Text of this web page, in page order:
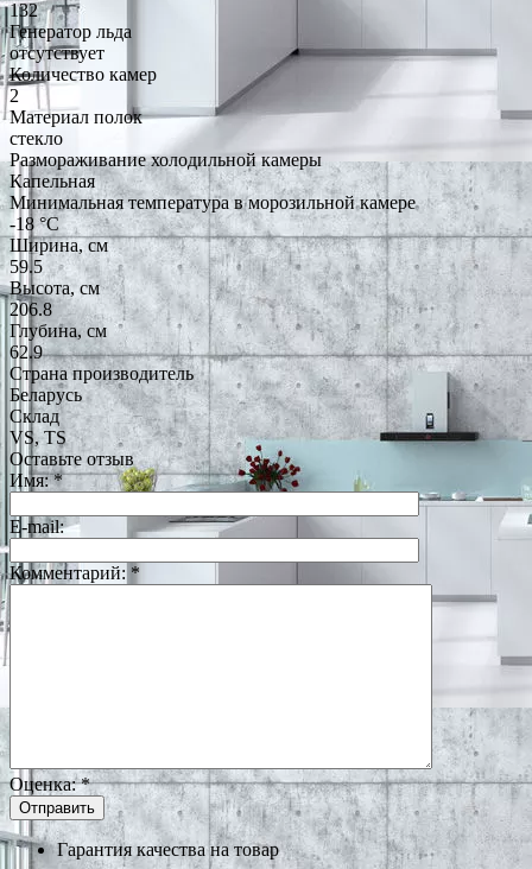
132
Генератор льда
отсутствует
Количество камер
2
Материал полок
стекло
Размораживание холодильной камеры
Капельная
Минимальная температура в морозильной камере
-18 °C
Ширина, см
59.5
Высота, см
206.8
Глубина, см
62.9
Страна производитель
Беларусь
Склад
VS, TS
Оставьте отзыв
Имя:*
E-mail:
Комментарий: *
Оценка:*
Гарантия качества на товар